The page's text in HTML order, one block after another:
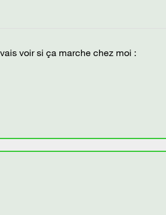
voir si ça marche chez moi :